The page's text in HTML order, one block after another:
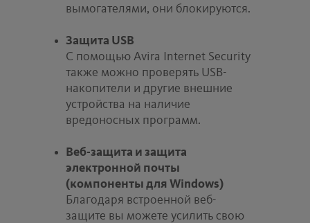
вымогателями, они блокируются.
Защита USB
С помощью Avira Internet Security
также можно проверять USB-
накопители и другие внешние
устройства на наличие
вредоносных программ.
Веб-защита и защита
электронной почты
(компоненты для Windows)
Благодаря встроенной веб-
защите вы можете усилить свою